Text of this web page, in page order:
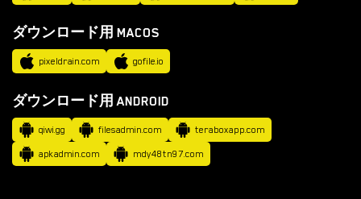
ロ
ー
ド
ダウンロード
ANDROID ポルノ ゲーム
ダウンロード用 MACOS
pixeldrain.com gofile.io
ダウンロード用 ANDROID
qiwi.gg filesadmin.com teraboxapp.com
apkadmin.com mdy48tn97.com